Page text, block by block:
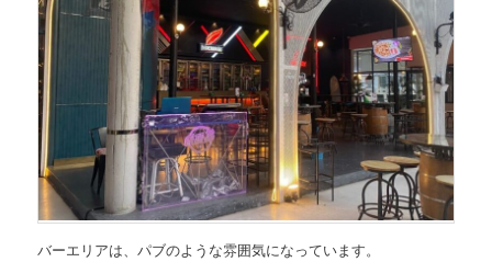
バーエリアは、パブのような雰囲気になっています。